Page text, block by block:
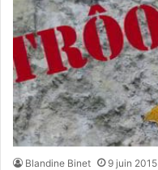
Blandine Binet 9 juin 2015